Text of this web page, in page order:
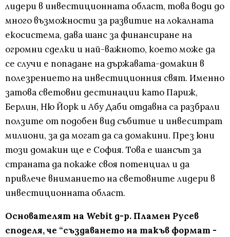
лидери в инвестиционната област, това води до
много възможности за развитие на локалната
екосистема, дава шанс за финансиране на
огромни сделки и най-важното, което може да
се случи е попадане на държавата-домакин в
полезрението на инвестиционния свят. Именно
затова световни дестинации като Париж,
Берлин, Ню Йорк и Абу Даби отдавна са разбрали
ползите от подобен вид събитие и инвеситрат
милиони, за да могат да са домакини. През юни
този домакин ще е София. Това е шансът за
страната да покаже своя потенциал и да
привлече вниманието на световните лидери в
инвестиционната област.
Основателят на Webit д-р. Пламен Русев
споделя, че “създаването на такъв формат -